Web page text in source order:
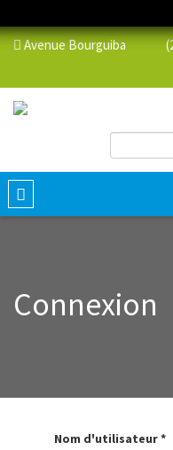
Avenue Bourguiba
Toggle
navigation
Connexion
Nom d'utilisateur*